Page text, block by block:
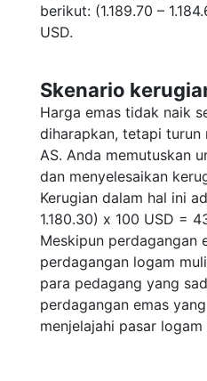
berikut: (1.189.70 –
USD.
Skenario
Harga emas tidak naik
diharapkan, tetapi turun
AS. Anda memutuskan
dan menyelesaikan
Kerugian dalam hal ini
1.180.30) x 100 USD =
Meskipun perdagangan
perdagangan logam
para pedagang yang
perdagangan emas
menjelajahi pasar